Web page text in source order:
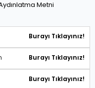
Metni
Burayı Tıklayınız!
Burayı Tıklayınız!
Burayı Tıklayınız!